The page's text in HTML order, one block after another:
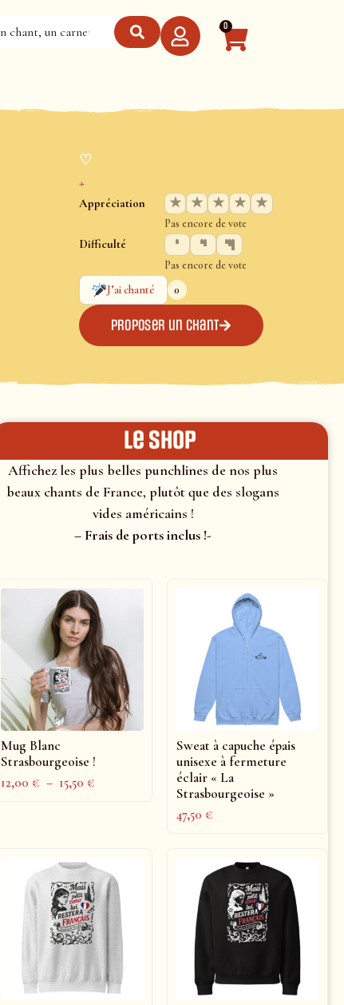
0
♡
+
Appréciation ★ ★ ★ ★ ★
Pas encore de vote
Difficulté
Pas encore de vote
J’ai chanté
0
Proposer un chant
le shop
Affichez les plus belles punchlines de nos plus
beaux chants de France, plutôt que des slogans
vides américains !
– Frais de ports inclus !-
Mug Blanc
Strasbourgeoise !
12,00€ – 15,50€
Sweat à capuche épais
unisexe à fermeture
éclair « La
Strasbourgeoise »
47,50€